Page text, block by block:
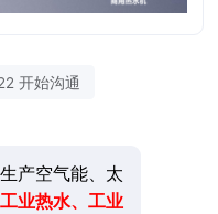
开始沟通
生产空气能、太
业热水、工业